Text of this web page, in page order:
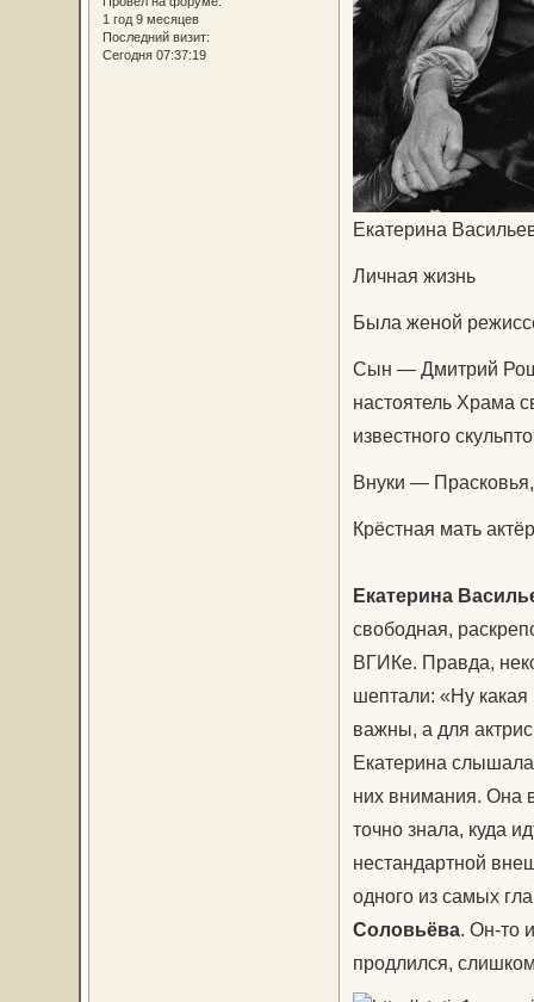
1 год 9 месяцев
Последний визит:
Сегодня 07:37:19
Екатерина
Личная жизнь
Была женой
Сын — Дмитрий
настоятель Храма
известного
Внуки —
Крёстная мать
Екатерина
свободная,
ВГИКе. Правда,
шептали: «Ну
важны, а для
Екатерина
них внимания. Она
точно знала, куда
нестандартной
одного из самых
Соловьёва. Он-то
продлился,